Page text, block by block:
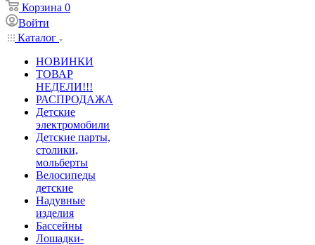
Корзина 0
Войти
Каталог
НОВИНКИ
ТОВАР
НЕДЕЛИ!!!
РАСПРОДАЖА
Детские
электромобили
Детские парты,
столики,
мольберты
Велосипеды
детские
Надувные
изделия
Бассейны
Лошадки-